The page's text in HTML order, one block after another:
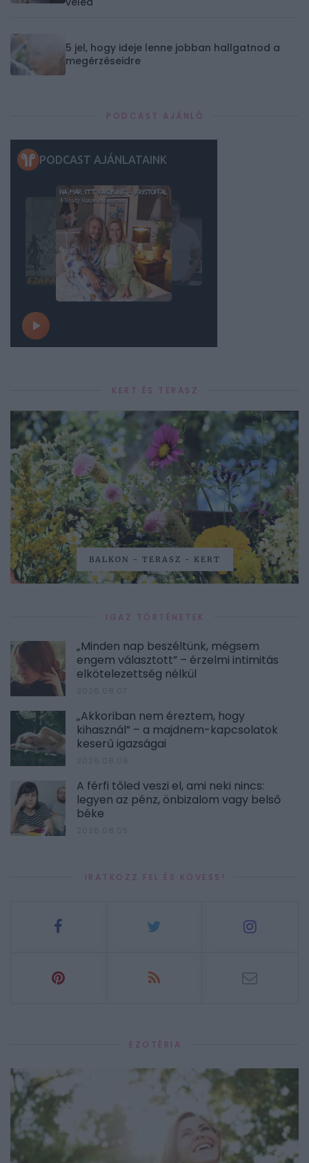
5 jel, hogy ideje lenne jobban hallgatnod a
megérzéseidre
PODCAST AJÁNLÓ
KERT ÉS TERASZ
BALKON - TERASZ - KERT
IGAZ TÖRTÉNETEK
„Minden nap beszéltünk, mégsem
engem választott” – érzelmi intimitás
elkötelezettség nélkül
2026.08.07.
„Akkoriban nem éreztem, hogy
kihasznál” – a majdnem-kapcsolatok
keserű igazságai
A férfi tőled veszi el, ami neki nincs:
legyen az pénz, önbizalom vagy belső
béke
IRATKOZZ FEL ÉS KÖVESS!
EZOTÉRIA